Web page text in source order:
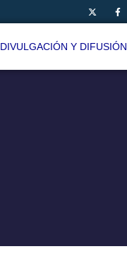
DIVULGACIÓN Y DIFUSIÓN